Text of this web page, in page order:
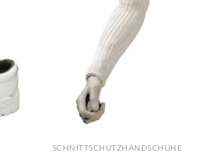
SCHNITTSCHUTZHANDSCHUHE